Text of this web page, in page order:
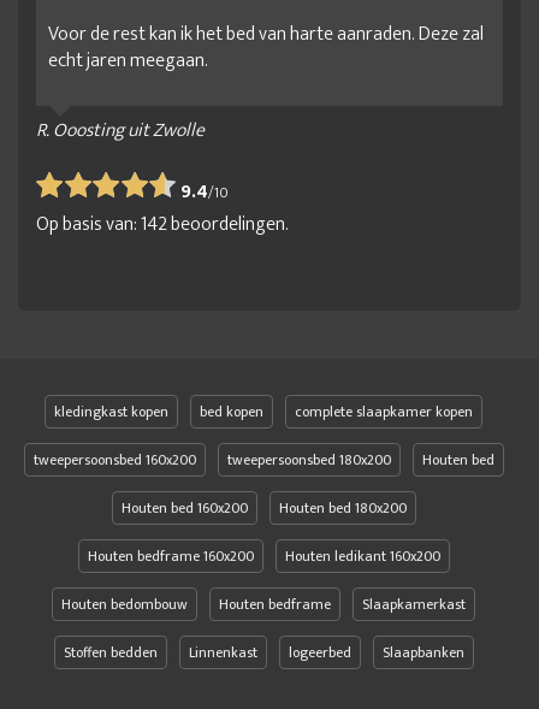
Voor de rest kan ik het bed van harte aanraden. Deze zal
echt jaren meegaan.
R. Ooosting uit Zwolle
9.4/10
Op basis van:142beoordelingen.
kledingkast kopen bed kopen
complete slaapkamer kopen
tweepersoonsbed 160x200
tweepersoonsbed 180x200
Houten bed
Houten bed 160x200
Houten bed 180x200
Houten bedframe 160x200
Houten ledikant 160x200
Houten bedombouw
Houten bedframe
Slaapkamerkast
Stoffen bedden
Linnenkast logeerbed Slaapbanken